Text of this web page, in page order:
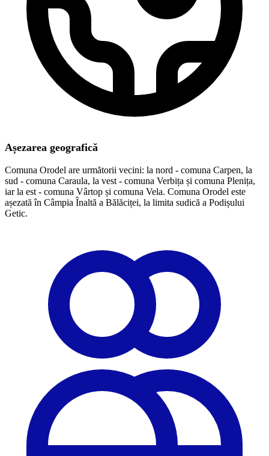
Așezarea geografică
Comuna Orodel are următorii vecini: la nord - comuna Carpen, la
sud - comuna Caraula, la vest - comuna Verbița și comuna Plenița,
iar la est - comuna Vârtop și comuna Vela. Comuna Orodel este
așezată în Câmpia Înaltă a Bălăciței, la limita sudică a Podișului
Getic.